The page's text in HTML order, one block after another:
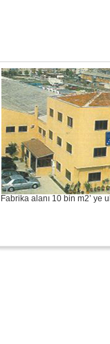
Fabrika alanı 10 bin m2’ ye